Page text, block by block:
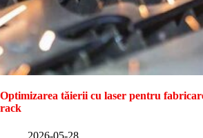
Optimizarea tăierii cu laser pentru
rack
2026-05-28